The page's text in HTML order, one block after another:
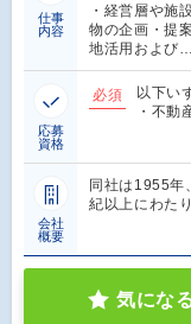
仕事
内容
・経営層や施
物の企画・提
地活用および…
応募
資格
必須
以下い
・不動
会社
概要
同社は1955年
紀以上にわた
気にな